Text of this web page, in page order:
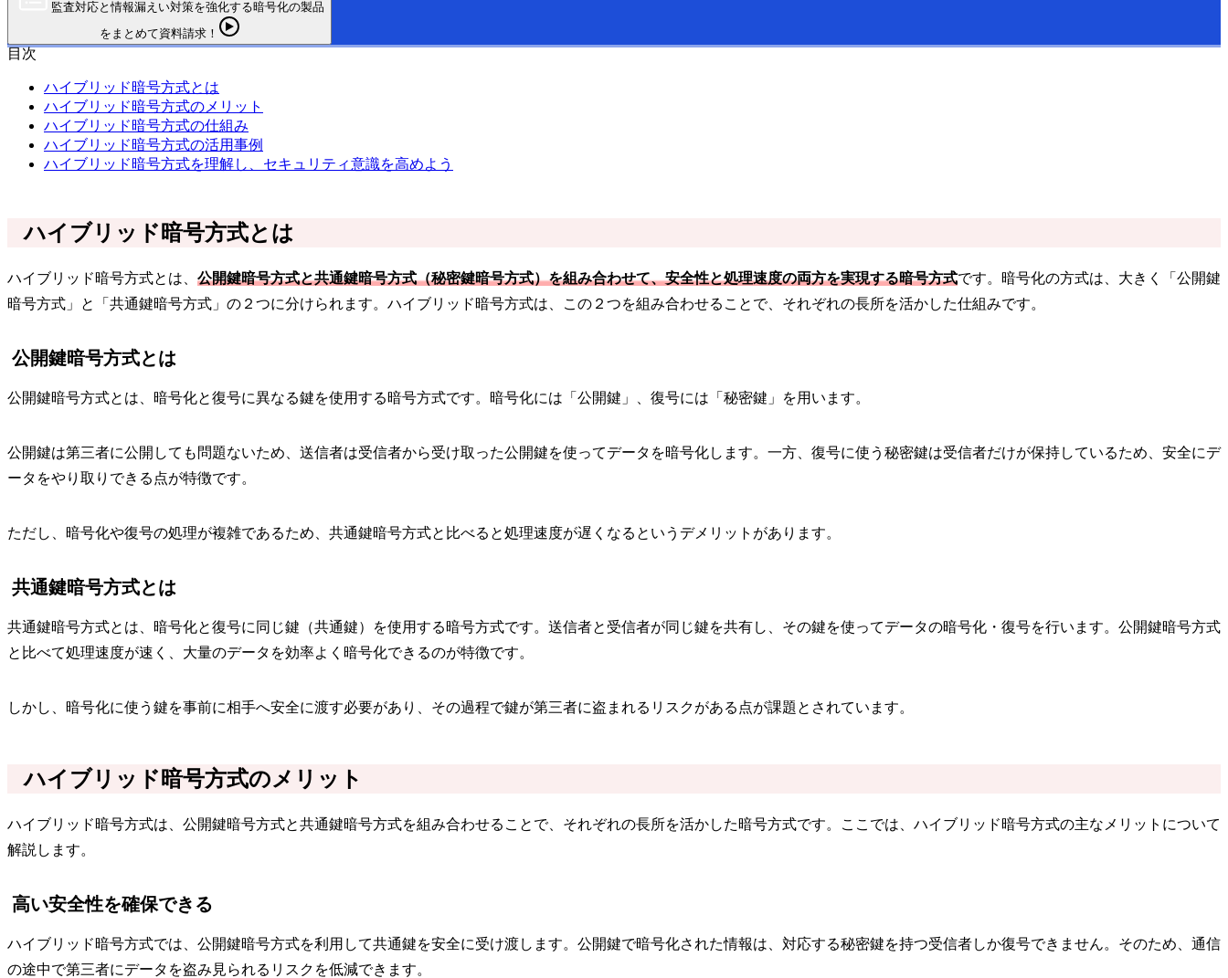
監査対応と情報漏えい対策を強化する暗号化の製品
をまとめて資料請求！
目次
ハイブリッド暗号方式とは
ハイブリッド暗号方式のメリット
ハイブリッド暗号方式の仕組み
ハイブリッド暗号方式の活用事例
ハイブリッド暗号方式を理解し、セキュリティ意識を高めよう
ハイブリッド暗号方式とは
ハイブリッド暗号方式とは、 公開鍵暗号方式と共通鍵暗号方式（秘密鍵暗号方式）を組み合わせて、安全性と処理速度の両方を実現する暗号方式です。暗号化の方式は、大きく「公開鍵
暗号方式」と「共通鍵暗号方式」の２つに分けられます。ハイブリッド暗号方式は、この２つを組み合わせることで、それぞれの長所を活かした仕組みです。
公開鍵暗号方式とは
公開鍵暗号方式とは、暗号化と復号に異なる鍵を使用する暗号方式です。暗号化には「公開鍵」、復号には「秘密鍵」を用います。
公開鍵は第三者に公開しても問題ないため、送信者は受信者から受け取った公開鍵を使ってデータを暗号化します。一方、復号に使う秘密鍵は受信者だけが保持しているため、安全にデ
ータをやり取りできる点が特徴です。
ただし、暗号化や復号の処理が複雑であるため、共通鍵暗号方式と比べると処理速度が遅くなるというデメリットがあります。
共通鍵暗号方式とは
共通鍵暗号方式とは、暗号化と復号に同じ鍵（共通鍵）を使用する暗号方式です。送信者と受信者が同じ鍵を共有し、その鍵を使ってデータの暗号化・復号を行います。公開鍵暗号方式
と比べて処理速度が速く、大量のデータを効率よく暗号化できるのが特徴です。
しかし、暗号化に使う鍵を事前に相手へ安全に渡す必要があり、その過程で鍵が第三者に盗まれるリスクがある点が課題とされています。
ハイブリッド暗号方式のメリット
ハイブリッド暗号方式は、公開鍵暗号方式と共通鍵暗号方式を組み合わせることで、それぞれの長所を活かした暗号方式です。ここでは、ハイブリッド暗号方式の主なメリットについて
解説します。
高い安全性を確保できる
ハイブリッド暗号方式では、公開鍵暗号方式を利用して共通鍵を安全に受け渡します。公開鍵で暗号化された情報は、対応する秘密鍵を持つ受信者しか復号できません。そのため、通信
の途中で第三者にデータを盗み見られるリスクを低減できます。